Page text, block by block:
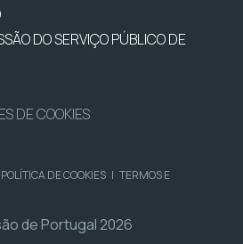
DO SERVIÇO PÚBLICO DE
DE COOKIES
POLÍTICA DE COOKIES | TERMOS E
de Portugal 2026